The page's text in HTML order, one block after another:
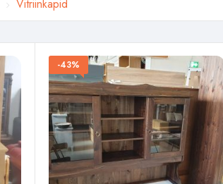
Vitriinkapid
-43%